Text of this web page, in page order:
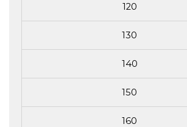
120
130
140
150
160